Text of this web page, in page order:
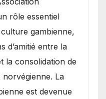
rôle essentiel
gambienne,
d’amitié entre la
la consolidation de
La
est devenue